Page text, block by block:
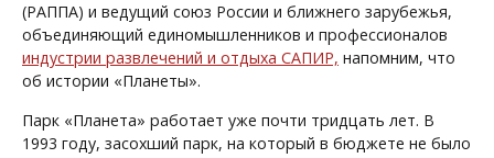
(РАППА) и ведущий союз России и ближнего зарубежья,
объединяющий единомышленников и профессионалов
индустрии развлечений и отдыха САПИР, напомним, что
об истории «Планеты».
Парк «Планета» работает уже почти тридцать лет. В
1993 году, засохший парк, на который в бюджете не было